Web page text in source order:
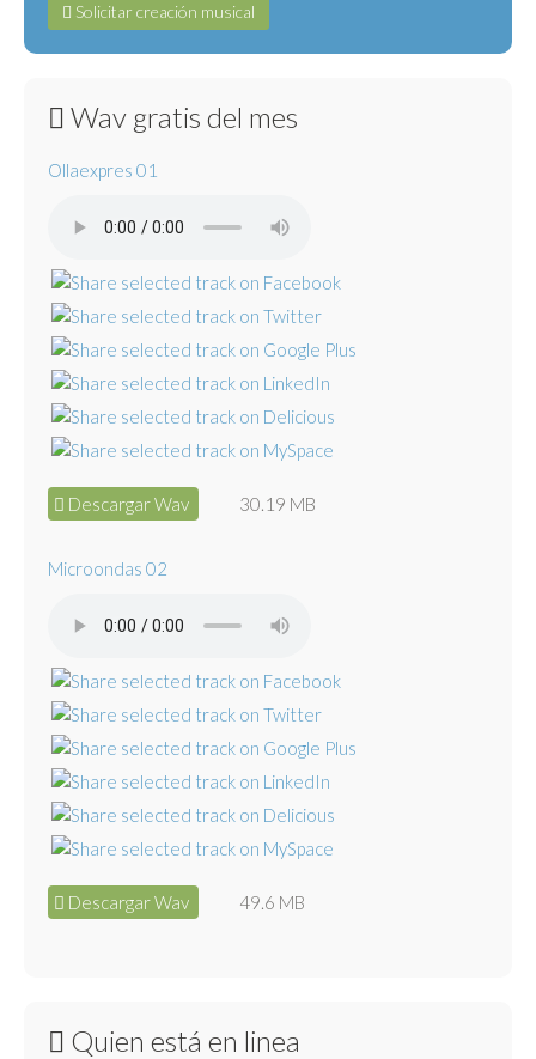
Solicitar creación musical
Wav gratis del mes
Ollaexpres 01
Descargar Wav 30.19 MB
Microondas 02
Descargar Wav 49.6 MB
Quien está en linea